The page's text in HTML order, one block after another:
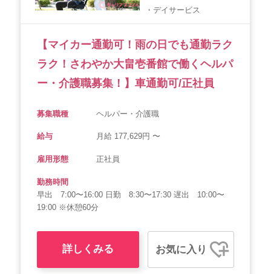
・デイサービス
【マイカー通勤可！雨の日でも通勤ラク
ラク！さわやか大畠壱番館で働くヘルパ
ー・介護職募集！】車通勤可/正社員
募集職種 ヘルパー・介護職
給与 月給 177,629円 〜
雇用形態 正社員
勤務時間
早出 7:00〜16:00 日勤 8:30〜17:30 遅出 10:00〜
19:00 ※休憩60分
詳しくみる お気に入り